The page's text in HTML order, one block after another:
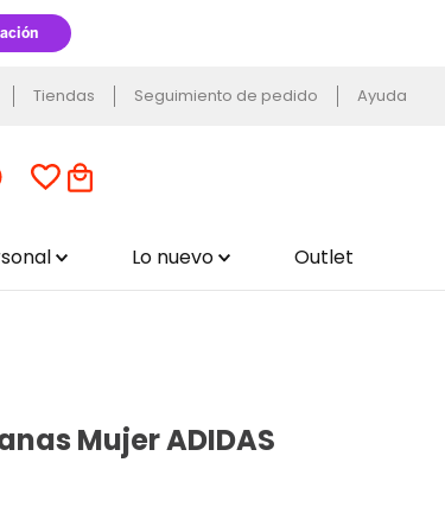
Tiendas Seguimiento de pedido Ayuda
Lo nuevo Outlet
Mujer ADIDAS